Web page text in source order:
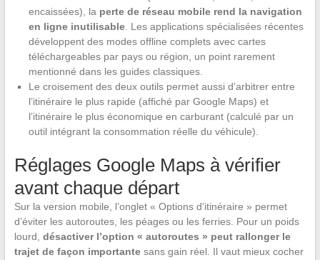
encaissées), la perte de réseau mobile rend la navigation
en ligne inutilisable. Les applications spécialisées récentes
développent des modes offline complets avec cartes
téléchargeables par pays ou région, un point rarement
mentionné dans les guides classiques.
Le croisement des deux outils permet aussi d’arbitrer entre
l’itinéraire le plus rapide (affiché par Google Maps) et
l’itinéraire le plus économique en carburant (calculé par un
outil intégrant la consommation réelle du véhicule).
Réglages Google Maps à vérifier
avant chaque départ
Sur la version mobile, l’onglet « Options d’itinéraire » permet
d’éviter les autoroutes, les péages ou les ferries. Pour un poids
lourd, désactiver l’option « autoroutes » peut rallonger le
trajet de façon importantesans gain réel. Il vaut mieux cocher